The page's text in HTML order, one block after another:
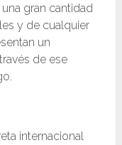
gran cantidad
y de cualquier
un
de ese
internacional